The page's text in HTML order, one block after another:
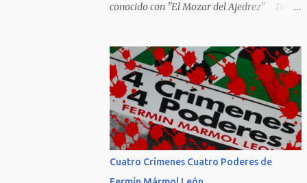
conocido con "El Mozar del Ajedrez" Desde
colocar apodos, motes, alias,sobrenombres,
seudónimos, apelativos y remoquetes. El
juego ciencia no escapa de esto y hemos
tenido una serie de apodos para las estrellas
del ajedrez, en algunos casos muy
originales. Aquí les dejo una breve lista con
algunos de los nombres de los más
Cuatro Crímenes Cuatro Poderes de